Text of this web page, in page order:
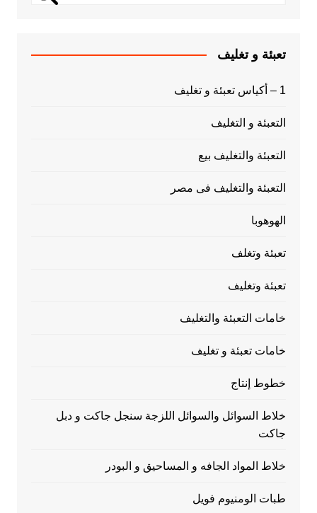
تعبئة و تغليف
1 – أكياس تعبئة و تغليف
التعبئة و التغليف
التعبئة والتغليف بيع
التعبئة والتغليف فى مصر
الهوهوبا
تعبئة وتغلف
تعبئة وتغليف
خامات التعبئة والتغليف
خامات تعبئة و تغليف
خطوط إنتاج
خلاط السوائل والسوائل اللزجة سنجل جاكت و دبل
جاكت
خلاط المواد الجافه و المساحيق و البودر
طبات الومنيوم فويل